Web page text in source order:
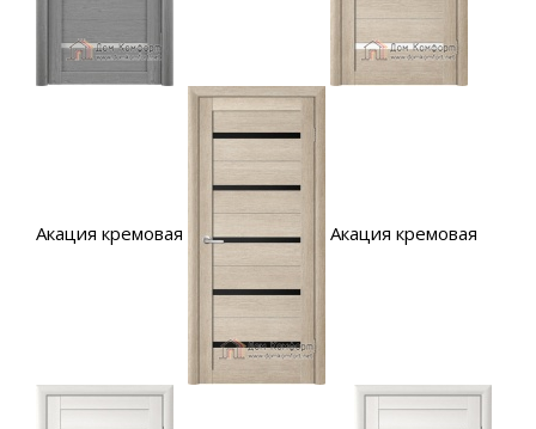
Акация кремовая Акация кремовая